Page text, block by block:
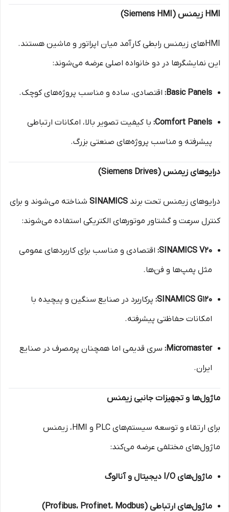
HMI زیمنس (Siemens HMI)
HMIهای زیمنس رابطی کارآمد میان اپراتور و ماشین هستند.
این نمایشگرها در دو خانواده اصلی عرضه می‌شوند:
Basic Panels: اقتصادی، ساده و مناسب پروژه‌های کوچک.
Comfort Panels: با کیفیت تصویر بالا، امکانات ارتباطی
پیشرفته و مناسب پروژه‌های صنعتی بزرگ.
درایوهای زیمنس (Siemens Drives)
درایوهای زیمنس تحت برند SINAMICS شناخته می‌شوند و برای
کنترل سرعت و گشتاور موتورهای الکتریکی استفاده می‌شوند:
SINAMICS V20: اقتصادی و مناسب برای کاربردهای عمومی
مثل پمپ‌ها و فن‌ها.
SINAMICS G120: پرکاربرد در صنایع سنگین و پیچیده با
امکانات حفاظتی پیشرفته.
Micromaster: سری قدیمی اما همچنان پرمصرف در صنایع
ایران.
ماژول‌ها و تجهیزات جانبی زیمنس
برای ارتقاء و توسعه سیستم‌های PLC و HMI، زیمنس
ماژول‌های مختلفی عرضه می‌کند:
ماژول‌های I/O دیجیتال و آنالوگ
ماژول‌های ارتباطی (Profibus، Profinet، Modbus)